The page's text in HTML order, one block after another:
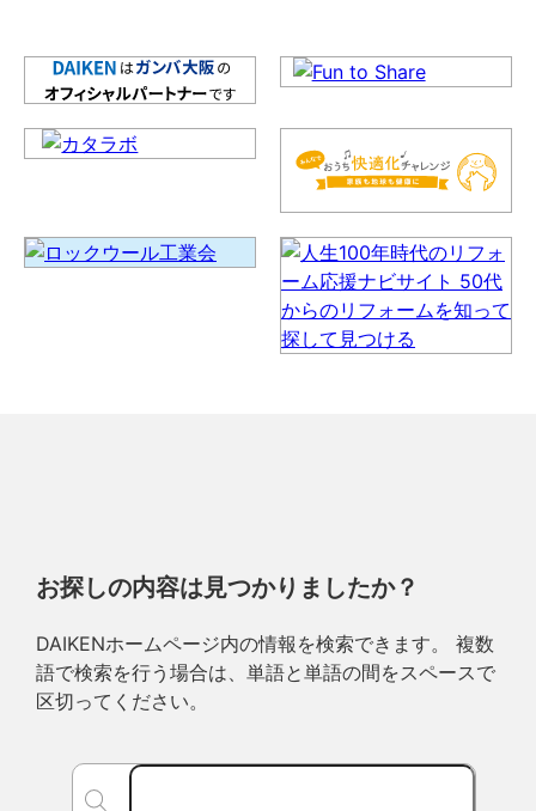
お探しの内容は見つかりましたか？
DAIKENホームページ内の情報を検索できます。 複数
語で検索を行う場合は、単語と単語の間をスペースで
区切ってください。